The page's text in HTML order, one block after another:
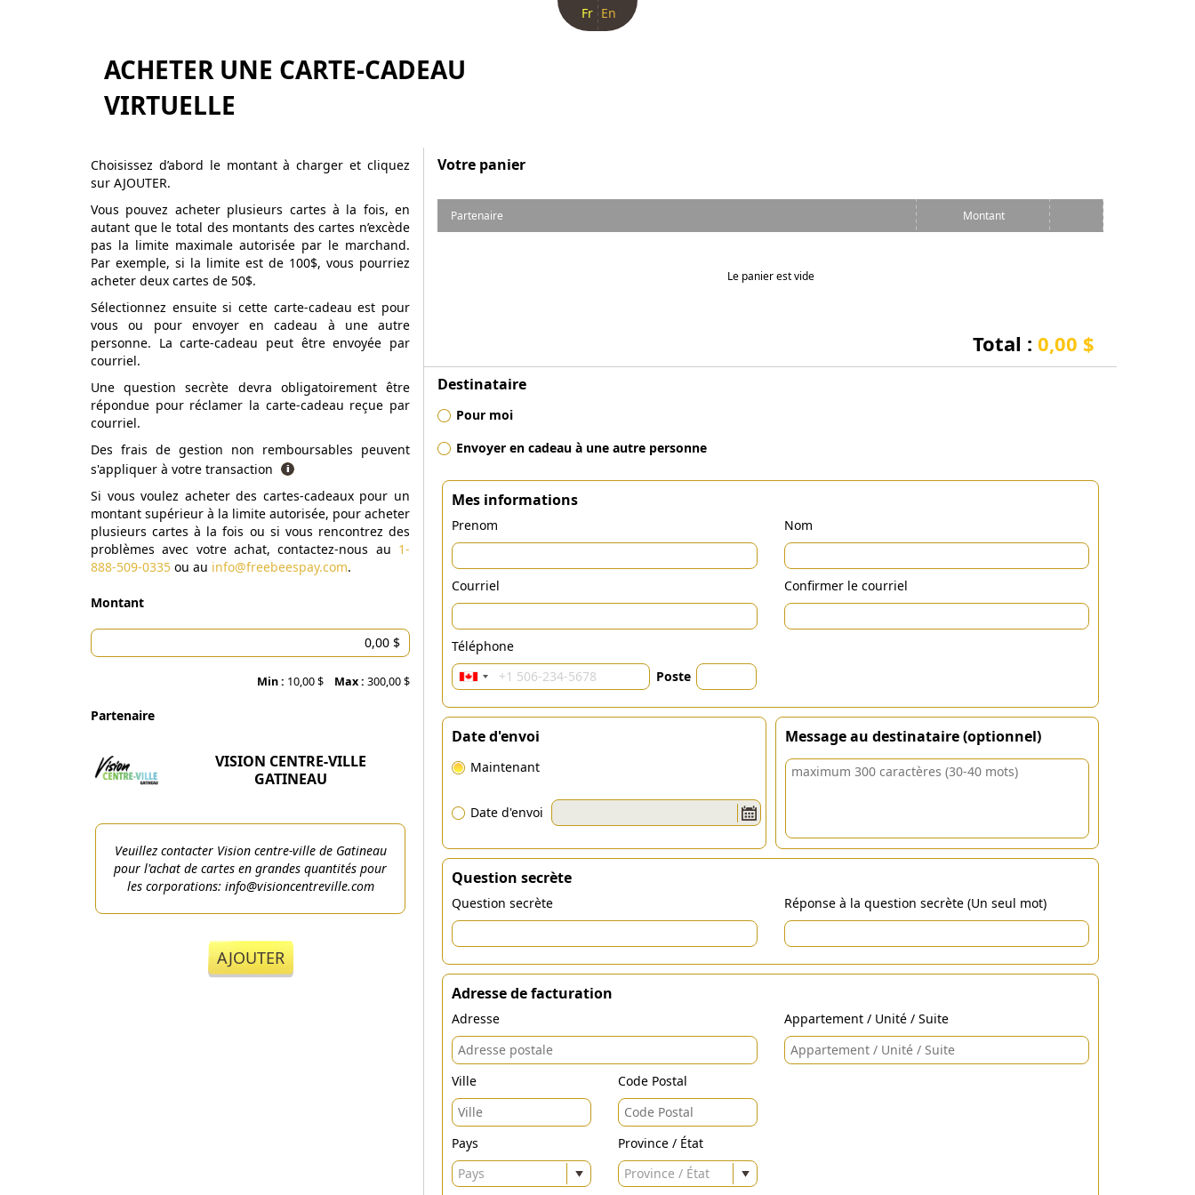
Fr En
ACHETER UNE CARTE-CADEAU
VIRTUELLE
Choisissez d’abord le montant à charger et cliquez
sur AJOUTER.
Vous pouvez acheter plusieurs cartes à la fois, en
autant que le total des montants des cartes n’excède
pas la limite maximale autorisée par le marchand.
Par exemple, si la limite est de 100$, vous pourriez
acheter deux cartes de 50$.
Sélectionnez ensuite si cette carte-cadeau est pour
vous ou pour envoyer en cadeau à une autre
personne. La carte-cadeau peut être envoyée par
courriel.
Une question secrète devra obligatoirement être
répondue pour réclamer la carte-cadeau reçue par
courriel.
Des frais de gestion non remboursables peuvent
s'appliquer à votre transaction
Si vous voulez acheter des cartes-cadeaux pour un
montant supérieur à la limite autorisée, pour acheter
plusieurs cartes à la fois ou si vous rencontrez des
problèmes avec votre achat, contactez-nous au 1-
888-509-0335 ou au info@freebeespay.com.
Montant
Min : 10,00 $ Max : 300,00 $
Partenaire
VISION CENTRE-VILLE
GATINEAU
Veuillez contacter Vision centre-ville de Gatineau
pour l'achat de cartes en grandes quantités pour
les corporations: info@visioncentreville.com
AJOUTER
Votre panier
Partenaire Montant
Le panier est vide
Total : 0,00 $
Destinataire
Pour moi
Envoyer en cadeau à une autre personne
Mes informations
Prenom Nom
Courriel Confirmer le courriel
Téléphone
Poste
Date d'envoi
Maintenant
Date d'envoi
Message au destinataire (optionnel)
Question secrète
Question secrète Réponse à la question secrète (Un seul mot)
Adresse de facturation
Adresse Appartement / Unité / Suite
Ville Code Postal
Pays
Pays
Province / État
Province / État